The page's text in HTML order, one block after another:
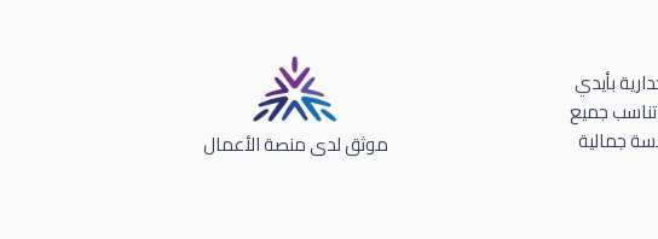
بأيدي
جميع
جمالية
موثق لدى منصة الأعمال